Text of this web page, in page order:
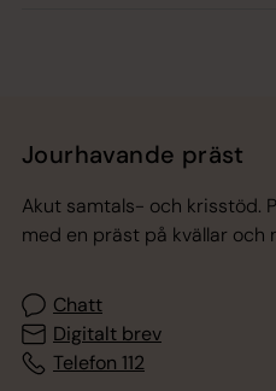
Jourhavande präst
Akut samtals- och krisstöd.
med en präst på kvällar och
Chatt
Digitalt brev
Telefon 112